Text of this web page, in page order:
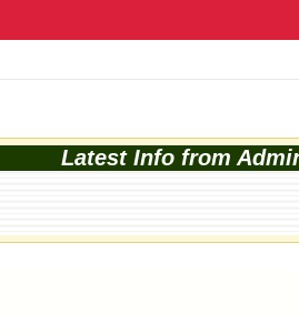
Latest Info from